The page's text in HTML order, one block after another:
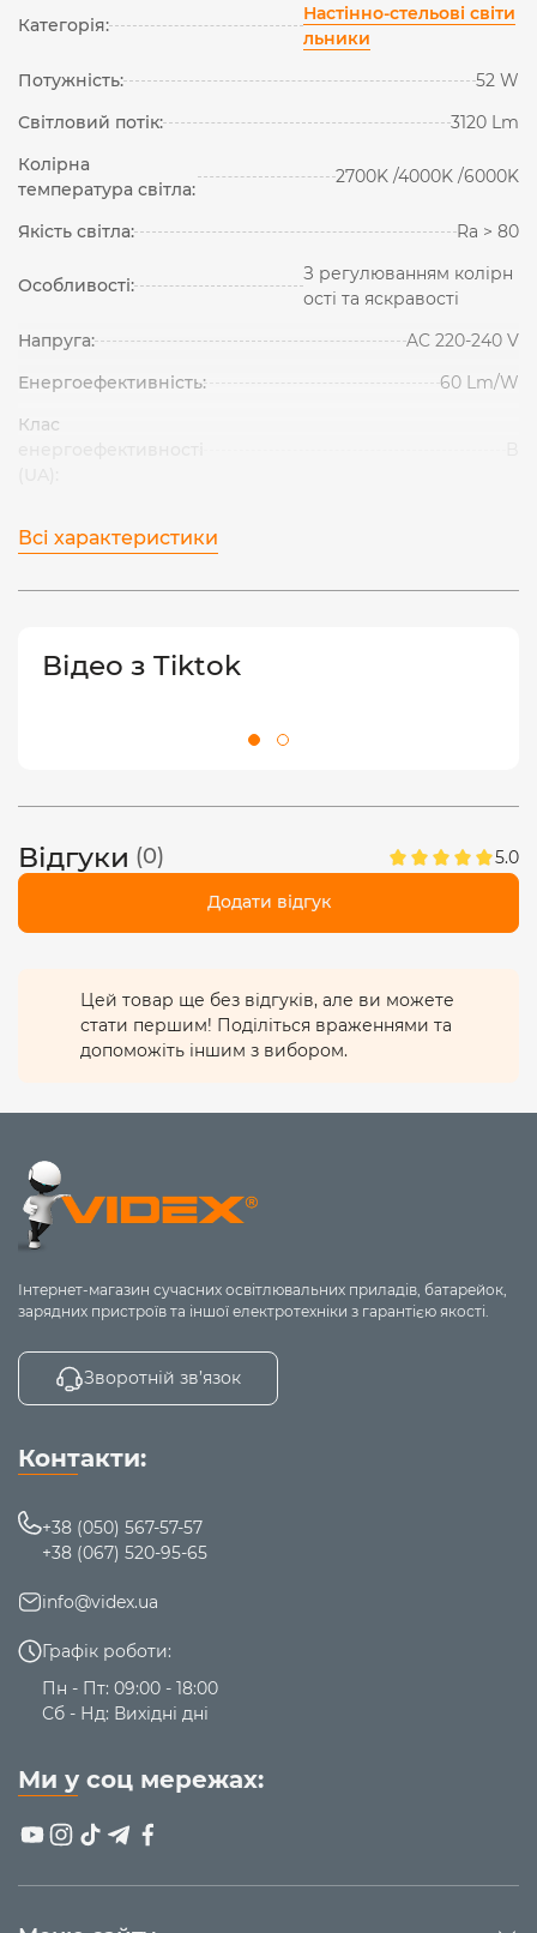
Категорія:
Настінно-стельові світи
льники
Потужність:
52 W
Світловий потік:
3120 Lm
Колірна
температура світла:
2700K /4000K /6000K
Якість світла: Ra > 80
Особливості:
З регулюванням колірн
ості та яскравості
Напруга:
AC 220-240 V
Енергоефективність:
60 Lm/W
Клас
Всі характеристики
Відео з Tiktok
Відгуки (0) 5.0
Додати відгук
Цей товар ще без відгуків, але ви можете
стати першим! Поділіться враженнями та
допоможіть іншим з вибором.
Інтернет-магазин сучасних освітлювальних приладів, батарейок,
зарядних пристроїв та іншої електротехніки з гарантією якості.
Зворотній зв’язок
Контакти:
+38 (050) 567-57-57
+38 (067) 520-95-65
info@videx.ua
Графік роботи:
Пн - Пт: 09:00 - 18:00
Сб - Нд: Вихідні дні
Ми у соц мережах: